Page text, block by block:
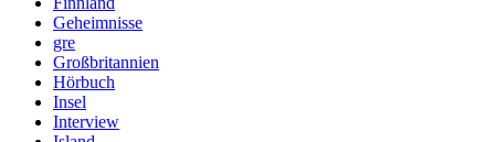
Geheimnisse
gre
Großbritannien
Hörbuch
Insel
Interview